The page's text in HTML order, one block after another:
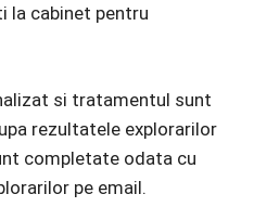
la cabinet pentru
si tratamentul sunt
rezultatele explorarilor
completate odata cu
pe email.